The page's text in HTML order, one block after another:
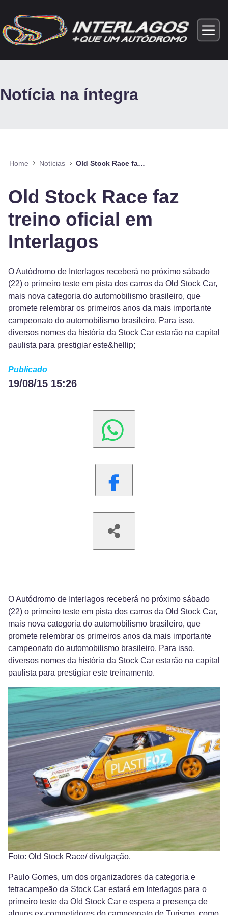
Notícia na íntegra
Home Notícias Old Stock Race faz treino oficial em Interlagos
Old Stock Race faz
treino oficial em
Interlagos
O Autódromo de Interlagos receberá no próximo sábado
(22) o primeiro teste em pista dos carros da Old Stock Car,
mais nova categoria do automobilismo brasileiro, que
promete relembrar os primeiros anos da mais importante
campeonato do automobilismo brasileiro. Para isso,
diversos nomes da história da Stock Car estarão na capital
paulista para prestigiar este&hellip;
Publicado
19/08/15 15:26
O Autódromo de Interlagos receberá no próximo sábado
(22) o primeiro teste em pista dos carros da Old Stock Car,
mais nova categoria do automobilismo brasileiro, que
promete relembrar os primeiros anos da mais importante
campeonato do automobilismo brasileiro. Para isso,
diversos nomes da história da Stock Car estarão na capital
paulista para prestigiar este treinamento.
Foto: Old Stock Race/ divulgação.
Paulo Gomes, um dos organizadores da categoria e
tetracampeão da Stock Car estará em Interlagos para o
primeiro teste da Old Stock Car e espera a presença de